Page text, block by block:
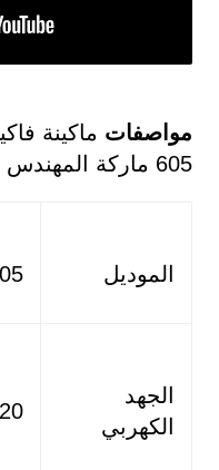
مواصفات ماكينة
605 ماركة المهندس منسي شرح أحمد حسن
الموديل 605 ماركة
الجهد
الكهربي
220